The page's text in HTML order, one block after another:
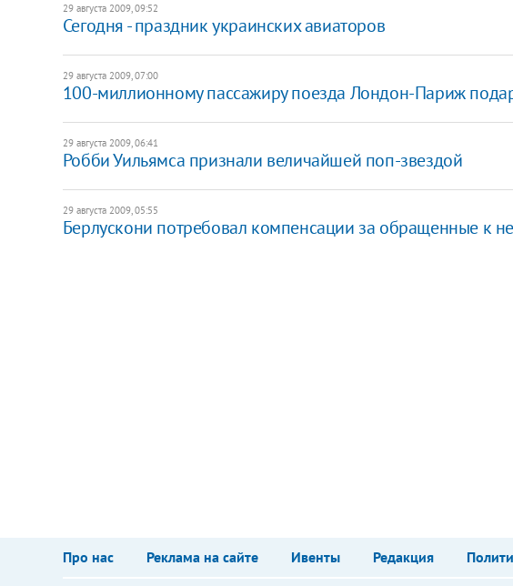
29 августа 2009, 09:52
Сегодня - праздник украинских авиаторов
29 августа 2009, 07:00
100-миллионному пассажиру поезда Лондон-Париж
29 августа 2009, 06:41
Робби Уильямса признали величайшей поп-звездой
29 августа 2009, 05:55
Берлускони потребовал компенсации за обращенные к
Про нас Реклама на сайте Ивенты Редакция